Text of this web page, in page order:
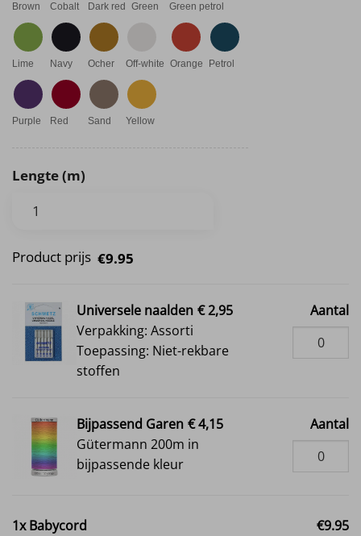
Brown Cobalt Dark red Green Green petrol
Lime Navy Ocher Off-white Orange Petrol
Purple Red Sand Yellow
Lengte (m)
Product prijs €9.95
Universele naalden € 2,95
Verpakking: Assorti
Toepassing: Niet-rekbare
stoffen
Aantal
Bijpassend Garen € 4,15
Gütermann 200m in
bijpassende kleur
Aantal
1xBabycord €9.95